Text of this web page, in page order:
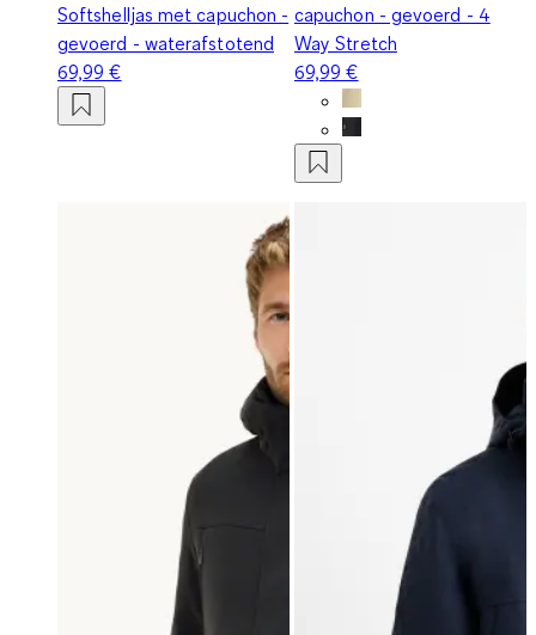
Softshelljas met capuchon -
gevoerd - waterafstotend
69,99 €
capuchon - gevoerd - 4
Way Stretch
69,99 €